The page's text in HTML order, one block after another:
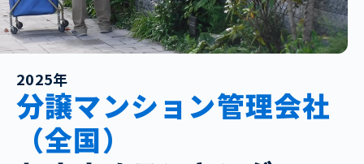
2025年
分譲マンション管理会社
（全国）